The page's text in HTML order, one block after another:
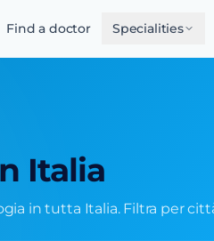
Find a doctor Specialities
Italia
in tutta Italia. Filtra per